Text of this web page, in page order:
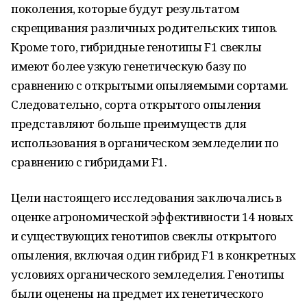
поколения, которые будут результатом
скрещивания различных родительских типов.
Кроме того, гибридные генотипы F1 свеклы
имеют более узкую генетическую базу по
сравнению с открытыми опыляемыми сортами.
Следовательно, сорта открытого опыления
представляют больше преимуществ для
использования в органическом земледелии по
сравнению с гибридами F1.
Цели настоящего исследования заключались в
оценке агрономической эффективности 14 новых
и существующих генотипов свеклы открытого
опыления, включая один гибрид F1 в конкретных
условиях органического земледелия. Генотипы
были оценены на предмет их генетического